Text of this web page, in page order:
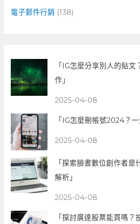
電子郵件行銷 (138)
「IG怎麼分享別人的貼
作」
2025-04-08
「IG怎麼刪帳號2024？
2025-04-08
「探索臉書數位創作者
解析」
2025-04-08
「探討廣達股票能買嗎